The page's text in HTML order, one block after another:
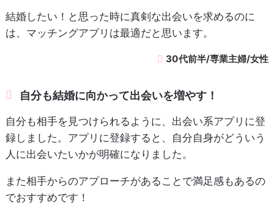
結婚したい！と思った時に真剣な出会いを求めるのに
は、マッチングアプリは最適だと思います。
30代前半/専業主婦/女性
自分も結婚に向かって出会いを増やす！
自分も相手を見つけられるように、出会い系アプリに登
録しました。アプリに登録すると、自分自身がどういう
人に出会いたいかが明確になりました。
また相手からのアプローチがあることで満足感もあるの
でおすすめです！